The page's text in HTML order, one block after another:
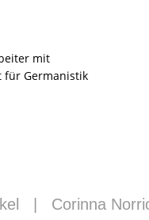
mit
für Germanistik
Corinna